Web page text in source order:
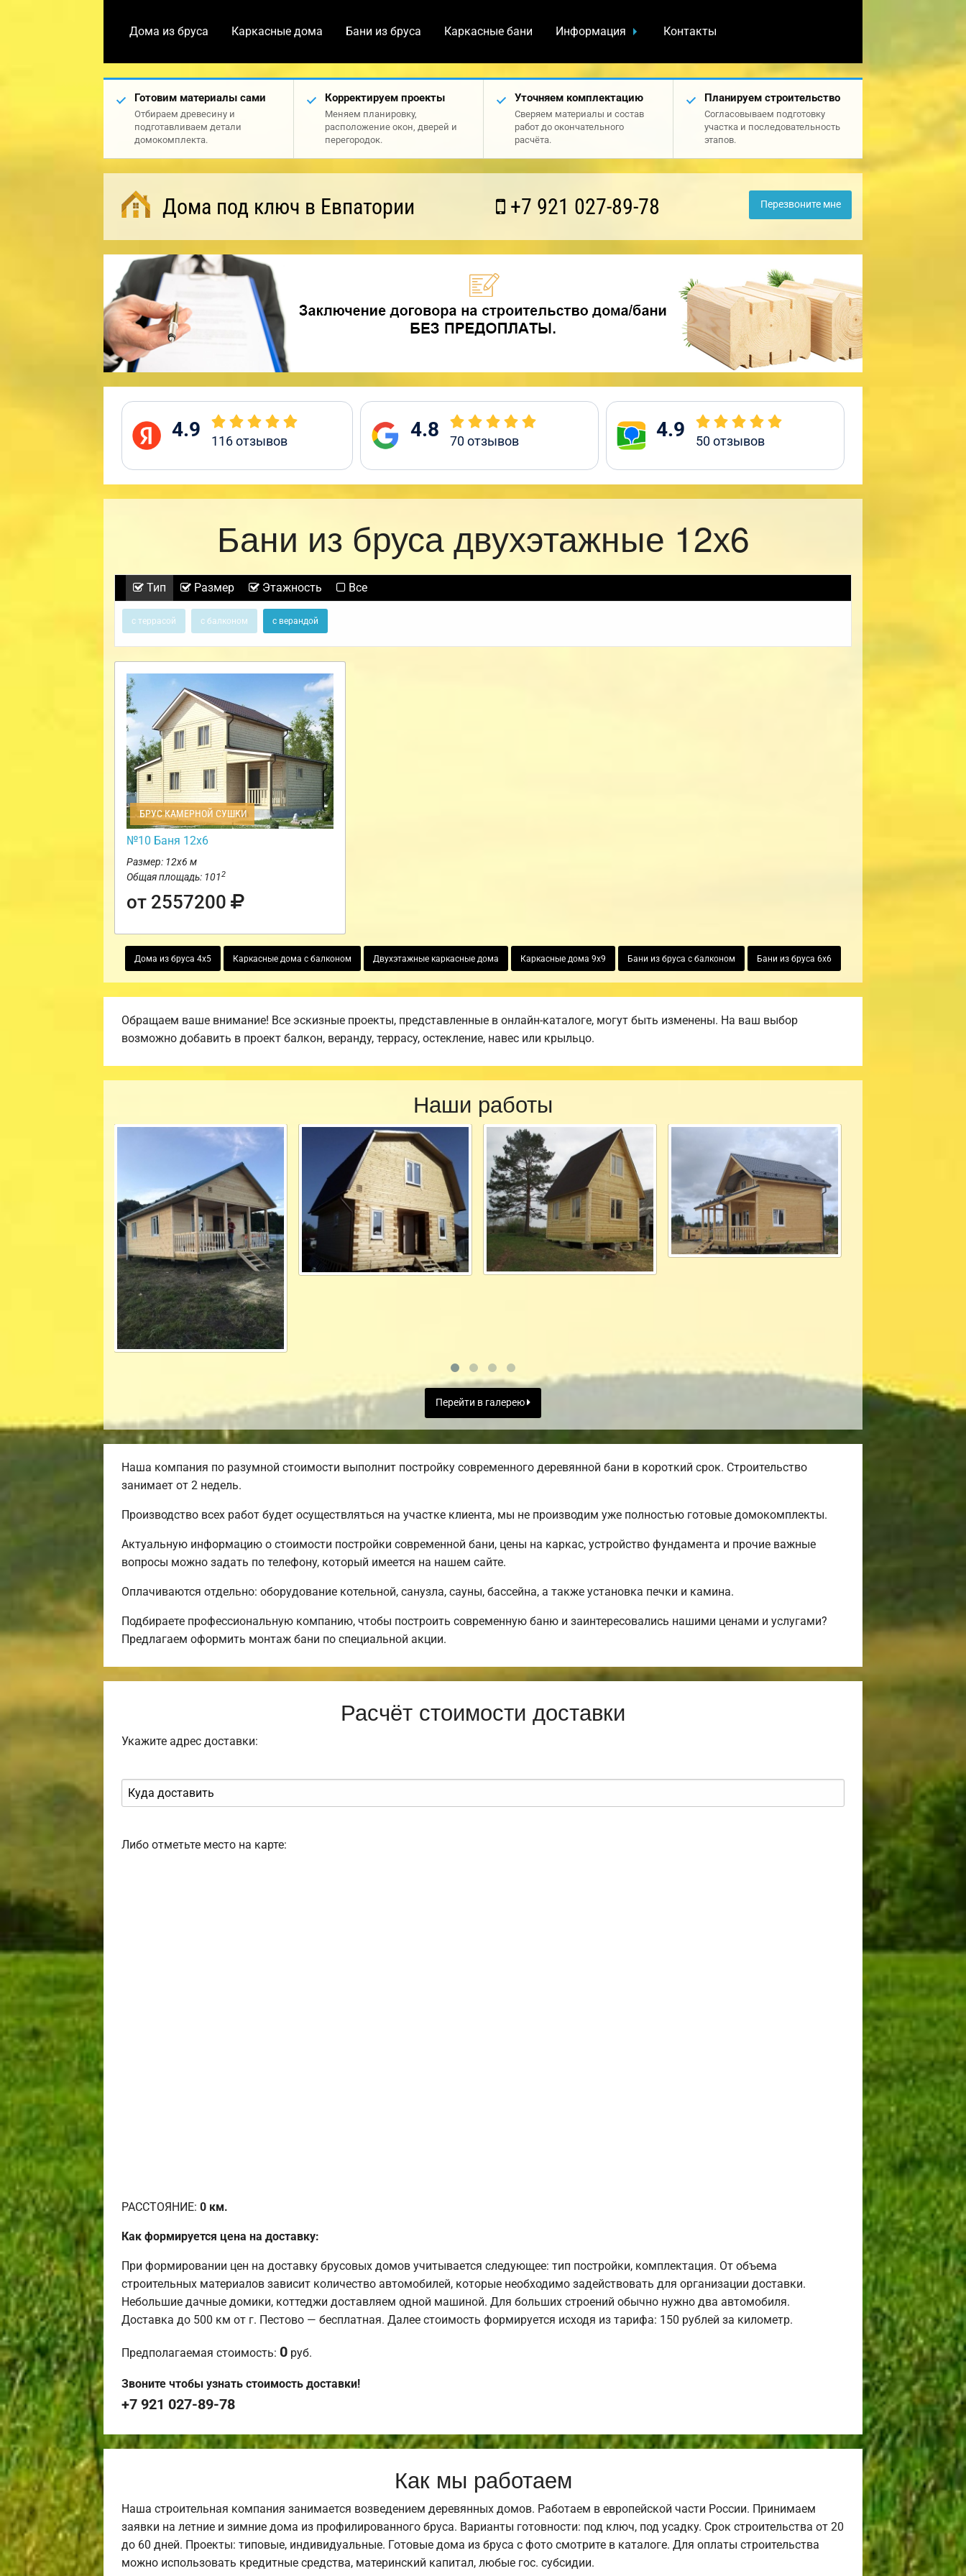
Дома из бруса Каркасные дома Бани из бруса Каркасные бани Информация Контакты
Готовим материалы сами
Отбираем древесину и
подготавливаем детали
домокомплекта.
Корректируем проекты
Меняем планировку,
расположение окон, дверей и
перегородок.
Уточняем комплектацию
Сверяем материалы и состав
работ до окончательного
расчёта.
Планируем строительство
Согласовываем подготовку
участка и последовательность
этапов.
Дома под ключ в Евпатории +7 921 027-89-78 Перезвоните мне
4.9 116отзывов 4.8 70отзывов 4.9 50отзывов
Бани из бруса двухэтажные 12х6
Тип Размер Этажность Все
с террасой с балконом с верандой
БРУС КАМЕРНОЙ СУШКИ
№10 Баня 12х6
Размер: 12х6 м
Общая площадь: 1012
от 2557200
Дома из бруса 4х5 Каркасные дома с балконом Двухэтажные каркасные дома Каркасные дома 9х9 Бани из бруса с балконом Бани из бруса 6х6
Обращаем ваше внимание! Все эскизные проекты, представленные в онлайн-каталоге, могут быть изменены. На ваш выбор
возможно добавить в проект балкон, веранду, террасу, остекление, навес или крыльцо.
Наши работы
Перейти в галерею
Наша компания по разумной стоимости выполнит постройку современного деревянной бани в короткий срок. Строительство
занимает от 2 недель.
Производство всех работ будет осуществляться на участке клиента, мы не производим уже полностью готовые домокомплекты.
Актуальную информацию о стоимости постройки современной бани, цены на каркас, устройство фундамента и прочие важные
вопросы можно задать по телефону, который имеется на нашем сайте.
Оплачиваются отдельно: оборудование котельной, санузла, сауны, бассейна, а также установка печки и камина.
Подбираете профессиональную компанию, чтобы построить современную баню и заинтересовались нашими ценами и услугами?
Предлагаем оформить монтаж бани по специальной акции.
Расчёт стоимости доставки
Укажите адрес доставки:
Либо отметьте место на карте:
РАССТОЯНИЕ: 0 км.
Как формируется цена на доставку:
При формировании цен на доставку брусовых домов учитывается следующее: тип постройки, комплектация. От объема
строительных материалов зависит количество автомобилей, которые необходимо задействовать для организации доставки.
Небольшие дачные домики, коттеджи доставляем одной машиной. Для больших строений обычно нужно два автомобиля.
Доставка до 500 км от г. Пестово — бесплатная. Далее стоимость формируется исходя из тарифа: 150 рублей за километр.
Предполагаемая стоимость: 0 руб.
Звоните чтобы узнать стоимость доставки!
+7 921 027-89-78
Как мы работаем
Наша строительная компания занимается возведением деревянных домов. Работаем в европейской части России. Принимаем
заявки на летние и зимние дома из профилированного бруса. Варианты готовности: под ключ, под усадку. Срок строительства от 20
до 60 дней. Проекты: типовые, индивидуальные. Готовые дома из бруса с фото смотрите в каталоге. Для оплаты строительства
можно использовать кредитные средства, материнский капитал, любые гос. субсидии.